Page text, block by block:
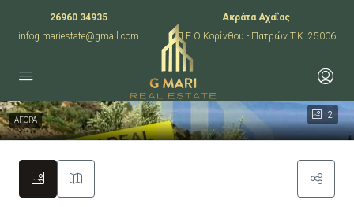
26960 34935
infog.mariestate@gmail.com
Ακράτα Αχαΐας
Π.Ε.Ο Κορίνθου - Πατρών T.K. 25006
2
ΑΓΟΡΑ